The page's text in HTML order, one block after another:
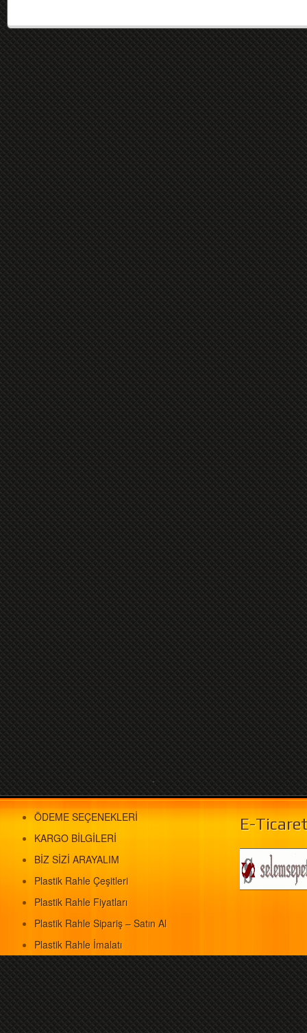
.
ÖDEME SEÇENEKLERİ
KARGO BİLGİLERİ
BİZ SİZİ ARAYALIM
Plastik Rahle Çeşitleri
Plastik Rahle Fiyatları
Plastik Rahle Sipariş – Satın Al
Plastik Rahle İmalatı
E-